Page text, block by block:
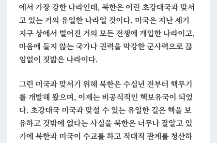
에서 가장 강한 나라인데, 북한은 이런 초강대국과 맞서
고 있는 거의 유일한 나라일 것이다. 미국은 지난 세기
지구 상에서 벌어진 거의 모든 전쟁에 개입한 나라이고,
마음에 들지 않는 국가나 권력을 막강한 군사력으로 끊
임없이 짓밟은 나라이다.
그런 미국과 맞서기 위해 북한은 수십년 전부터 핵무기
를 개발해 왔으며, 이제는 비공식적인 핵보유국이 되었
다. 초강대국 미국과 맞설 수 있는 유일한 길은 핵을 보
유하고 것밖에 없다는 사실을 북한은 너무나 잘알고 있
기에 북한과 미국이 수교를 하고 적대적 관계를 청산하